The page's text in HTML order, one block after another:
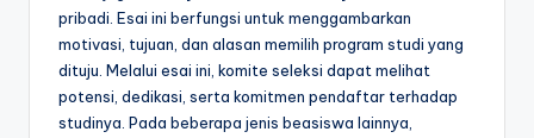
pribadi. Esai ini berfungsi untuk menggambarkan
motivasi, tujuan, dan alasan memilih program studi yang
dituju. Melalui esai ini, komite seleksi dapat melihat
potensi, dedikasi, serta komitmen pendaftar terhadap
studinya. Pada beberapa jenis beasiswa lainnya,